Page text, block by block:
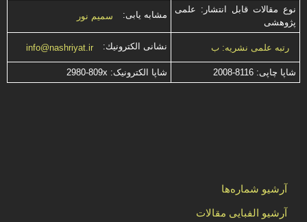
نوع مقالات قابل انتشار: علمی
پژوهشی
مشابه یابی: سمیم نور
رتبه علمی نشریه: ب نشانی الكترونیك: info@nashriyat.ir
شاپا چاپی: 2008-8116 شاپا الکترونیک: 2980-809x
آرشیو شماره‌ها
آرشیو الفبایی مقالات